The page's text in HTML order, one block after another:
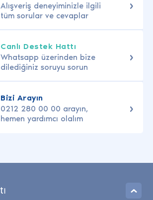
Alışveriş deneyiminizle ilgili
tüm sorular ve cevaplar
Canlı Destek Hattı
Whatsapp üzerinden bize
dilediğiniz soruyu sorun
Bizi Arayın
0212 280 00 00 arayın,
hemen yardımcı olalım